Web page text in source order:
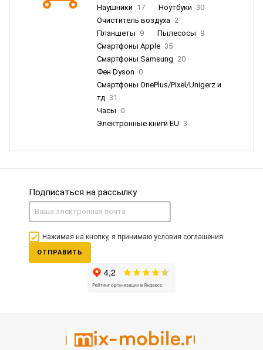
Наушники 17 Ноутбуки 30
Очиститель воздуха 2
Планшеты 9 Пылесосы 9
Смартфоны Apple 35
Смартфоны Samsung 20
Фен Dyson 0
Смартфоны OnePlus/Pixel/Unigerz и
тд 31
Часы 0
Электронные книги EU 3
Подписаться на рассылку
Нажимая на кнопку, я принимаю условия соглашения.
ОТПРАВИТЬ